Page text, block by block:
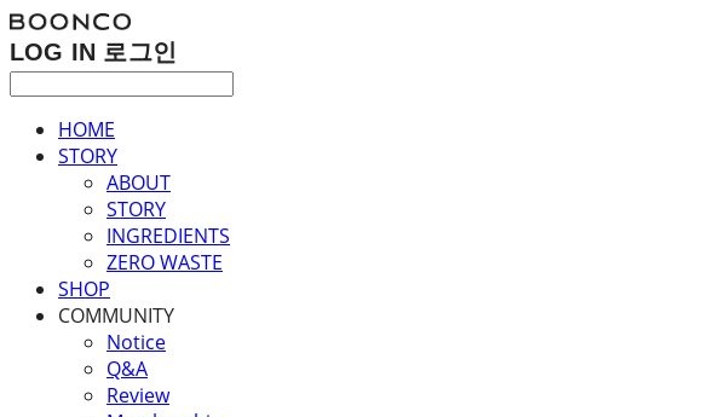
LOG IN 로그인
HOME
STORY
ABOUT
STORY
INGREDIENTS
ZERO WASTE
SHOP
COMMUNITY
Notice
Q&A
Review